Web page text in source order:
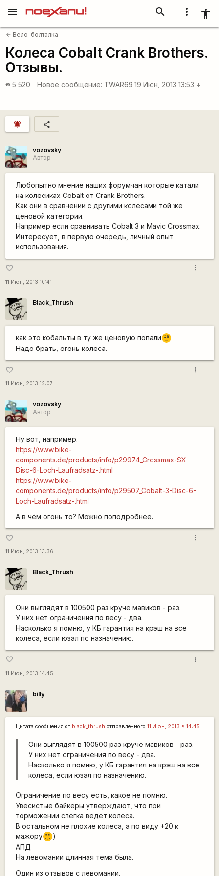
more_vert accessibility_new
search
menu
arrow_back Вело-болталка
Колеса Cobalt Crank Brothers.
Отзывы.
visibility 5 520 Новое сообщение: TWAR69 19 Июн, 2013 13:53 arrow_downward
notifications_active share
vozovsky
Автор
Любопытно мнение наших форумчан которые катали
на колесиках Cobalt от Crank Brothers.
Как они в сравнении с другими колесами той же
ценовой категории.
Например если сравнивать Cobalt 3 и Mavic Crossmax.
Интересует, в первую очередь, личный опыт
использования.
favorite_border
11 Июн, 2013 10:41
more_vert
Black_Thrush
как это кобальты в ту же ценовую попали???
Надо брать, огонь колеса.
favorite_border
11 Июн, 2013 12:07
more_vert
vozovsky
Автор
Ну вот, например.
https://www.bike-
components.de/products/info/p29974_Crossmax-SX-
Disc-6-Loch-Laufradsatz-.html
https://www.bike-
components.de/products/info/p29507_Cobalt-3-Disc-6-
Loch-Laufradsatz-.html
А в чём огонь то? Можно поподробнее.
favorite_border
11 Июн, 2013 13:36
more_vert
Black_Thrush
Они выглядят в 100500 раз круче мавиков - раз.
У них нет ограничения по весу - два.
Насколько я помню, у КБ гарантия на крэш на все
колеса, если юзал по назначению.
favorite_border
11 Июн, 2013 14:45
more_vert
billy
Цитата сообщения от black_thrush отправленного 11 Июн, 2013 в 14:45
Они выглядят в 100500 раз круче мавиков - раз.
У них нет ограничения по весу - два.
Насколько я помню, у КБ гарантия на крэш на все
колеса, если юзал по назначению.
Ограничение по весу есть, какое не помню.
Увесистые байкеры утверждают, что при
торможении слегка ведет колеса.
В остальном не плохие колеса, а по виду +20 к
мажору :) )
АПД
На левомании длинная тема была.
Один из отзывов с левомании.